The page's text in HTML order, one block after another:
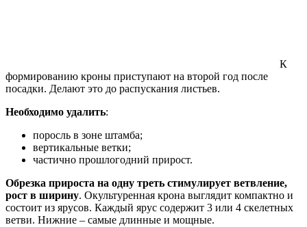
К
формированию кроны приступают на второй год после
посадки. Делают это до распускания листьев.
Необходимо удалить:
поросль в зоне штамба;
вертикальные ветки;
частично прошлогодний прирост.
Обрезка прироста на одну треть стимулирует ветвление,
рост в ширину. Окультуренная крона выглядит компактно и
состоит из ярусов. Каждый ярус содержит 3 или 4 скелетных
ветви. Нижние – самые длинные и мощные.